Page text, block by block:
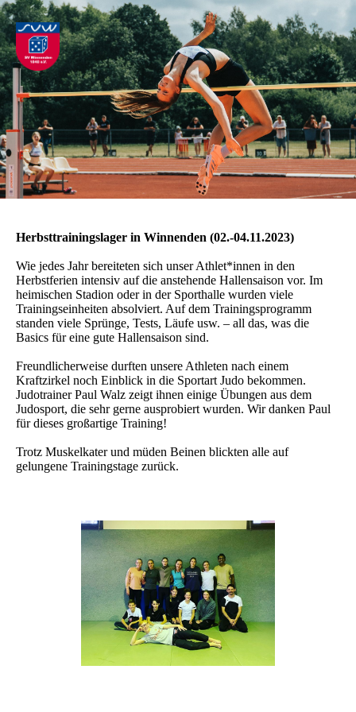
Herbsttrainingslager in Winnenden (02.-04.11.2023)
Wie jedes Jahr bereiteten sich unser Athlet*innen in den
Herbstferien intensiv auf die anstehende Hallensaison vor. Im
heimischen Stadion oder in der Sporthalle wurden viele
Trainingseinheiten absolviert. Auf dem Trainingsprogramm
standen viele Sprünge, Tests, Läufe usw. – all das, was die
Basics für eine gute Hallensaison sind.
Freundlicherweise durften unsere Athleten nach einem
Kraftzirkel noch Einblick in die Sportart Judo bekommen.
Judotrainer Paul Walz zeigt ihnen einige Übungen aus dem
Judosport, die sehr gerne ausprobiert wurden. Wir danken Paul
für dieses großartige Training!
Trotz Muskelkater und müden Beinen blickten alle auf
gelungene Trainingstage zurück.